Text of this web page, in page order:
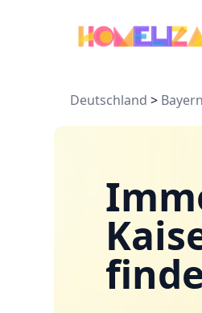
Deutschland > Bayern